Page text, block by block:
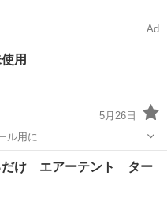
Ad
用
5月26日
プール用に
セキュリティ タープ
け エアーテント ター